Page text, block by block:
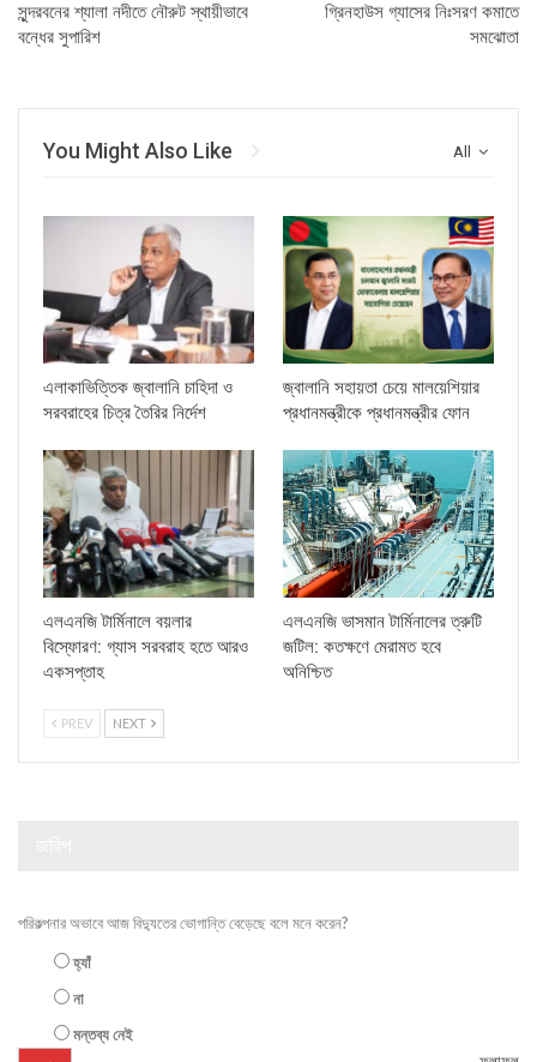
সুন্দরবনের শ্যালা নদীতে নৌরুট স্থায়ীভাবে
বন্ধের সুপারিশ
গ্রিনহাউস গ্যাসের নিঃসরণ কমাতে
সমঝোতা
All
You Might Also Like
এলাকাভিত্তিক জ্বালানি চাহিদা ও
সরবরাহের চিত্র তৈরির নির্দেশ
জ্বালানি সহায়তা চেয়ে মালয়েশিয়ার
প্রধানমন্ত্রীকে প্রধানমন্ত্রীর ফোন
এলএনজি টার্মিনালে বয়লার
বিস্ফোরণ: গ্যাস সরবরাহ হতে আরও
একসপ্তাহ
এলএনজি ভাসমান টার্মিনালের ত্রুটি
জটিল: কতক্ষণে মেরামত হবে
অনিশ্চিত
PREV NEXT
পরিকল্পনার অভাবে আজ বিদ্যুতের ভোগান্তি বেড়েছে বলে মনে করেন?
হ্যাঁ
না
মন্তব্য নেই